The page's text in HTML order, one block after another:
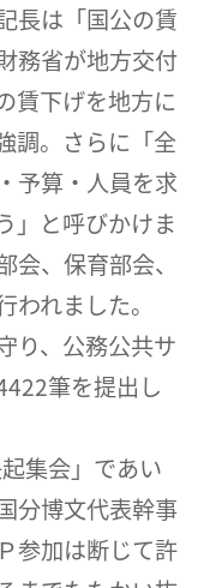
長は「国公の賃
務省が地方交付
賃下げを地方に
調。さらに「全
予算・人員を求
」と呼びかけま
、保育部会、
れました。
り、公務公共サ
筆を提出し
集会」であい
分博文代表幹事
参加は断じて許